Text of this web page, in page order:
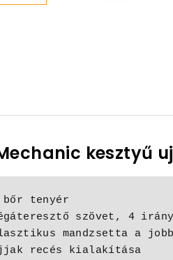
kesztyű
tenyér
Ujjak recés kialakítása